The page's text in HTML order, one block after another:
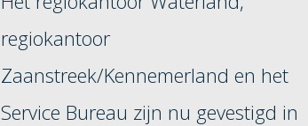
regiokantoor
Zaanstreek/Kennemerland en het
Service Bureau zijn nu gevestigd in